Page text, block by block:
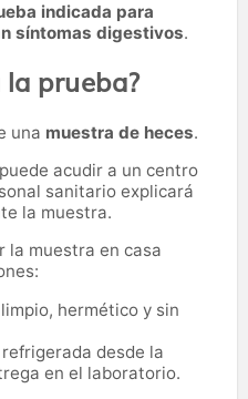
indicada para
síntomas digestivos.
la prueba?
una muestra de heces.
acudir a un centro
sanitario explicará
la muestra.
la muestra en casa
hermético y sin
desde la
en el laboratorio.